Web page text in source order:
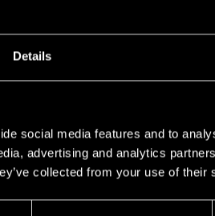
Details
social media features and to
advertising and analytics
collected from your use of their
Sengrui Pants WT
Adidas